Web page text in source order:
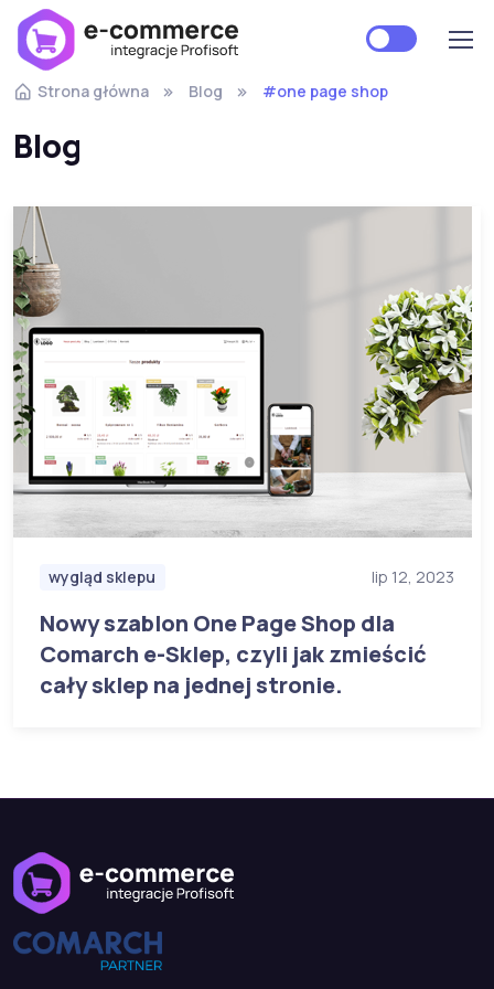
Strona główna Blog #one page shop
Blog
wygląd sklepu lip 12, 2023
Nowy szablon One Page Shop dla
Comarch e-Sklep, czyli jak zmieścić
cały sklep na jednej stronie.